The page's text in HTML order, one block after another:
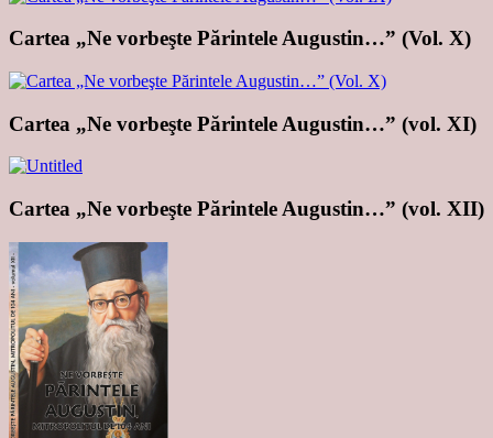
Cartea „Ne vorbeşte Părintele Augustin…” (Vol. X)
Cartea „Ne vorbeşte Părintele Augustin…” (vol. XI)
Cartea „Ne vorbeşte Părintele Augustin…” (vol. XII)